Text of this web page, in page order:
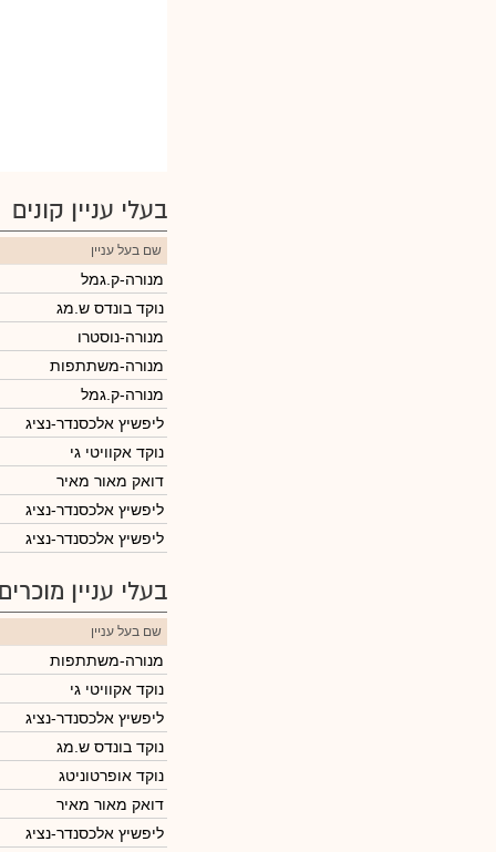
בעלי עניין קונים
שם בעל עניין
מנורה-ק.גמל
נוקד בונדס ש.מג
מנורה-נוסטרו
מנורה-משתתפות
מנורה-ק.גמל
ליפשיץ אלכסנדר-נציג
נוקד אקוויטי גי
דואק מאור מאיר
ליפשיץ אלכסנדר-נציג
ליפשיץ אלכסנדר-נציג
בעלי עניין מוכרים
שם בעל עניין
מנורה-משתתפות
נוקד אקוויטי גי
ליפשיץ אלכסנדר-נציג
נוקד בונדס ש.מג
נוקד אופרטוניטג
דואק מאור מאיר
ליפשיץ אלכסנדר-נציג